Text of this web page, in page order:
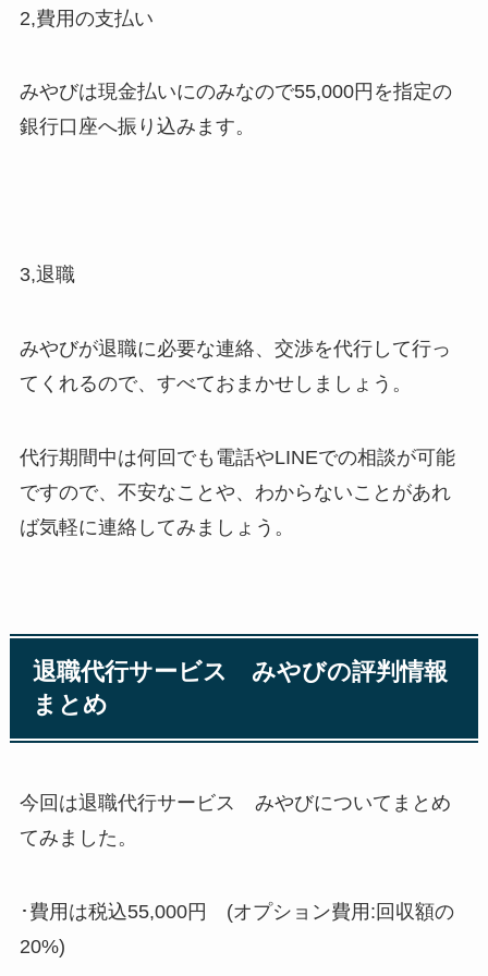
2,費用の支払い
みやびは現金払いにのみなので55,000円を指定の
銀行口座へ振り込みます。
3,退職
みやびが退職に必要な連絡、交渉を代行して行っ
てくれるので、すべておまかせしましょう。
代行期間中は何回でも電話やLINEでの相談が可能
ですので、不安なことや、わからないことがあれ
ば気軽に連絡してみましょう。
退職代行サービス みやびの評判情報
まとめ
今回は退職代行サービス みやびについてまとめ
てみました。
･費用は税込55,000円 (オプション費用:回収額の
20%)